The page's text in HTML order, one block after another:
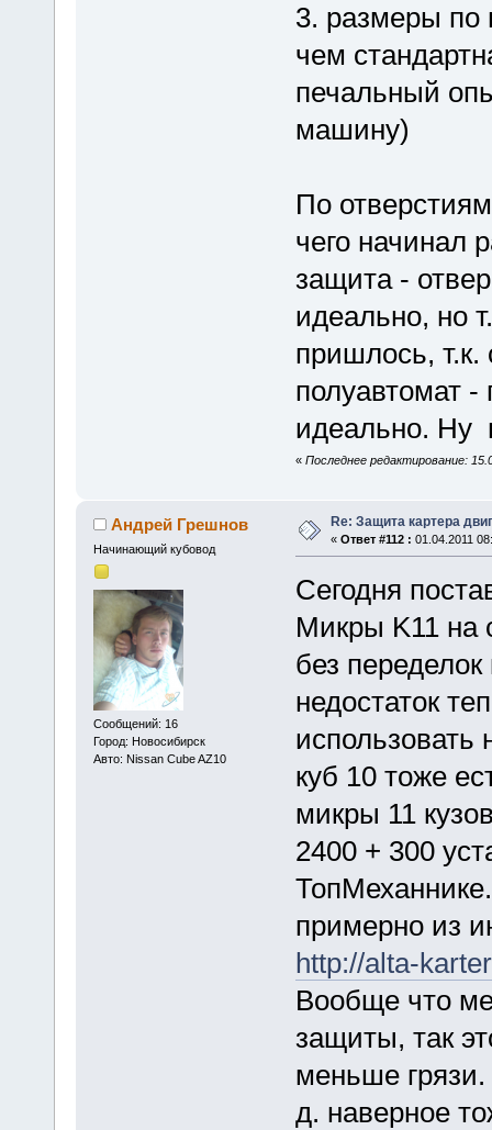
3. размеры
чем
печальный
машину)
По
чего начинал
защита -
идеально, но
пришлось,
полуавтомат
идеально. Ну
« Последнее редактирование:
Андрей Грешнов
Начинающий кубовод
Сообщений: 16
Город: Новосибирск
Авто: Nissan Cube AZ10
Re: Защита картера
« Ответ #112 : 01.04.2011
Сегодня
Микры K11 на
без
недостаток
использовать
куб 10 тоже
микры 11
2400 + 300
примерно из
http://alta-
Вообще что
защиты, так
меньше
д. наверное